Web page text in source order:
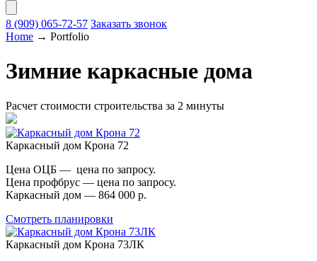
8 (909) 065-72-57 Заказать звонок
Home → Portfolio
Зимние каркасные дома
Расчет стоимости строительства за 2 минуты
Каркасный дом Крона 72
Цена ОЦБ — цена по запросу.
Цена профбрус — цена по запросу.
Каркасный дом — 864 000 р.
Смотреть планировки
Каркасный дом Крона 73ЛК